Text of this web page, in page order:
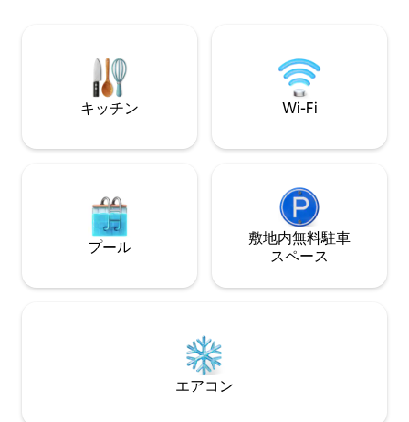
きます。2名様に
スペースがありま
キッチン Wi-Fi
プール
敷地内無料駐⁠車
ス⁠ペ⁠ー⁠ス
エアコン